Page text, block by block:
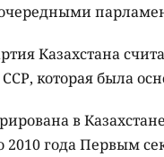
Казахстана
которая была
в
2010 года Первым